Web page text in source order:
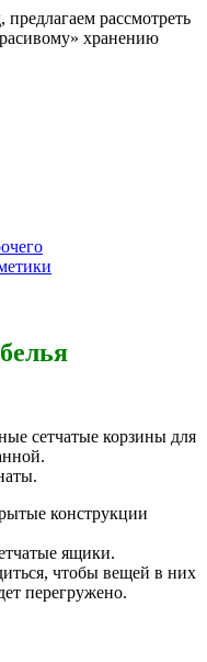
рассмотреть
хранению
сетчатые корзины для
конструкции
ящики.
чтобы вещей в них
перегружено.